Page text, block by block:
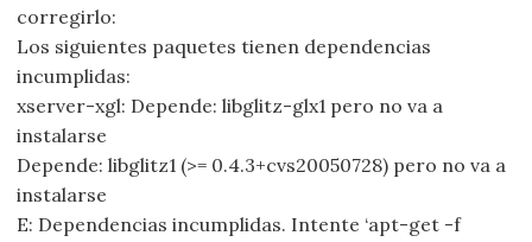
corregirlo:
Los siguientes paquetes tienen dependencias
incumplidas:
xserver-xgl: Depende: libglitz-glx1 pero no va a
instalarse
Depende: libglitz1 (>= 0.4.3+cvs20050728) pero no va a
instalarse
E: Dependencias incumplidas. Intente ‘apt-get -f